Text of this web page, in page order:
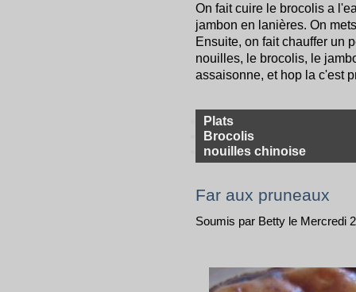
On fait cuire le brocolis a
jambon en lanières. On
Ensuite, on fait chauffer un
nouilles, le brocolis, le
assaisonne, et hop la c'est
Plats
Brocolis
nouilles chinoise
Far aux pruneaux
Soumis par Betty le Mercredi